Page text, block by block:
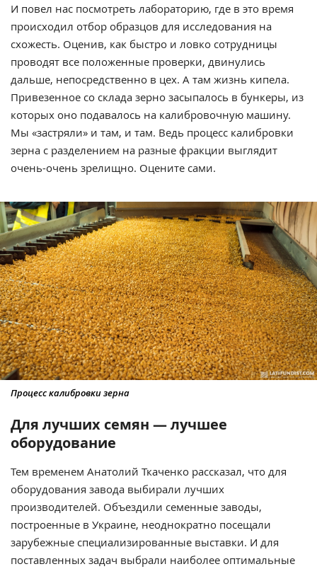
И повел нас посмотреть лабораторию, где в это время
происходил отбор образцов для исследования на
схожесть. Оценив, как быстро и ловко сотрудницы
проводят все положенные проверки, двинулись
дальше, непосредственно в цех. А там жизнь кипела.
Привезенное со склада зерно засыпалось в бункеры, из
которых оно подавалось на калибровочную машину.
Мы «застряли» и там, и там. Ведь процесс калибровки
зерна с разделением на разные фракции выглядит
очень-очень зрелищно. Оцените сами.
Процесс калибровки зерна
Для лучших семян — лучшее
оборудование
Тем временем Анатолий Ткаченко рассказал, что для
оборудования завода выбирали лучших
производителей. Объездили семенные заводы,
построенные в Украине, неоднократно посещали
зарубежные специализированные выставки. И для
поставленных задач выбрали наиболее оптимальные